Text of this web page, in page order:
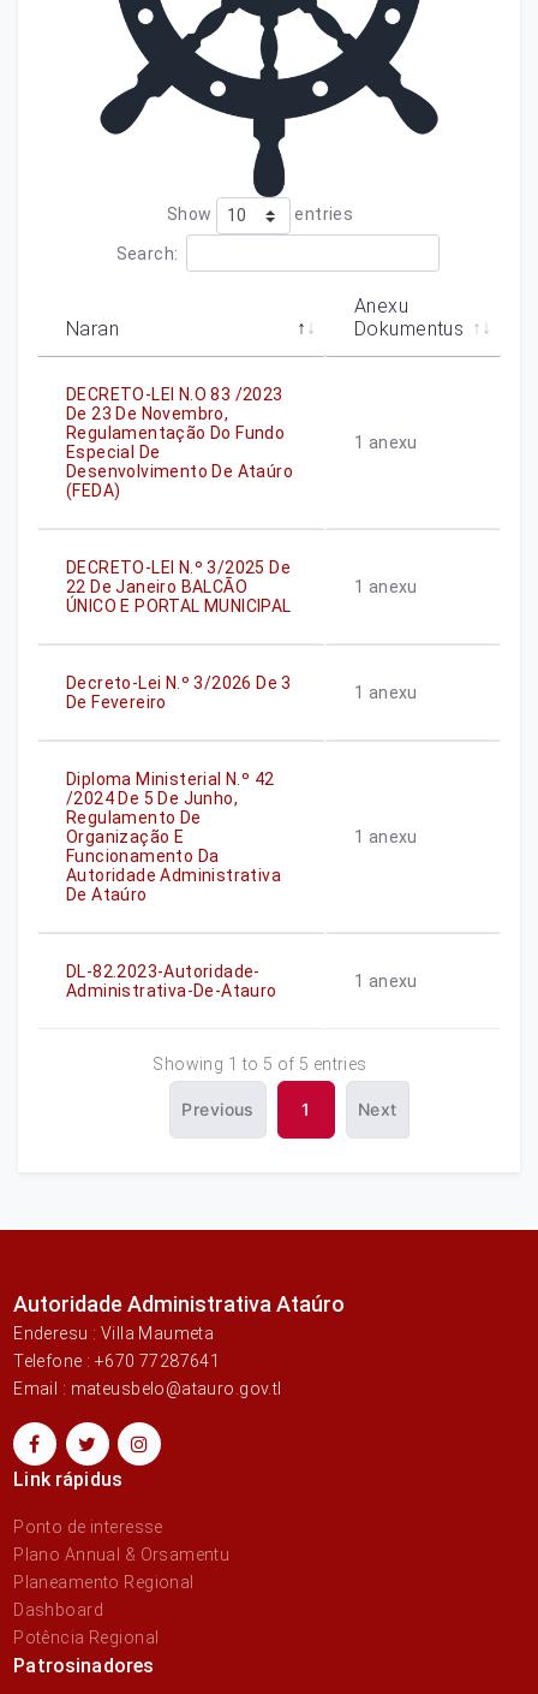
Show entries
Search:
Naran
Anexu
Dokumentus
DECRETO-LEI N.o 83 /2023
De 23 De Novembro,
Regulamentação Do Fundo
Especial De
Desenvolvimento De Ataúro
(FEDA)
1 anexu
DECRETO-LEI N.º 3/2025 De
22 De Janeiro BALCÃO
ÚNICO E PORTAL MUNICIPAL
1 anexu
Decreto-Lei N.º 3/2026 De 3
De Fevereiro
1 anexu
Diploma Ministerial N.º 42
/2024 De 5 De Junho,
Regulamento De
Organização E
Funcionamento Da
Autoridade Administrativa
De Ataúro
1 anexu
DL-82.2023-Autoridade-
Administrativa-De-Atauro
1 anexu
Showing 1 to 5 of 5 entries
Previous 1 Next
Autoridade Administrativa Ataúro
Enderesu : Villa Maumeta
Telefone : +670 77287641
Email : mateusbelo@atauro.gov.tl
Link rápidus
Ponto de interesse
Plano Annual & Orsamentu
Planeamento Regional
Dashboard
Potência Regional
Patrosinadores